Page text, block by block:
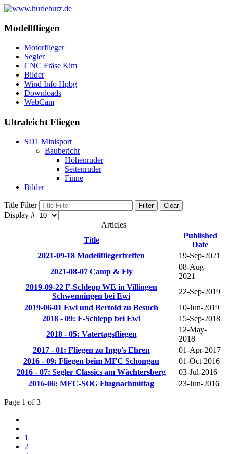
Modellfliegen
Motorflieger
Segler
CNC Fräse Kim
Bilder
Wind Info Hpbg
Downloads
WebCam
Ultraleicht Fliegen
SD1 Minisport
Baubericht
Höhenruder
Seitenruder
Finne
Bilder
Title Filter Filter Clear
Display #
Articles
Title
Published
Date
2021-09-18 Modellfliegertreffen
19-Sep-2021
2021-08-07 Camp & Fly
08-Aug-
2021
2019-09-22 F-Schlepp WE in Villingen
Schwenningen bei Ewi
22-Sep-2019
2019-06-01 Ewi und Bertold zu Besuch
10-Jun-2019
2018 - 09: F-Schlepp bei Ewi
15-Sep-2018
2018 - 05: Vatertagsfliegen
12-May-
2018
2017 - 01: Fliegen zu Ingo's Ehren
01-Apr-2017
2016 - 09: Fliegen beim MFC Schongau
01-Oct-2016
2016 - 07: Segler Classics am Wächtersberg
03-Jul-2016
2016-06: MFC-SOG Flugnachmittag
23-Jun-2016
Page 1 of 3
1
2